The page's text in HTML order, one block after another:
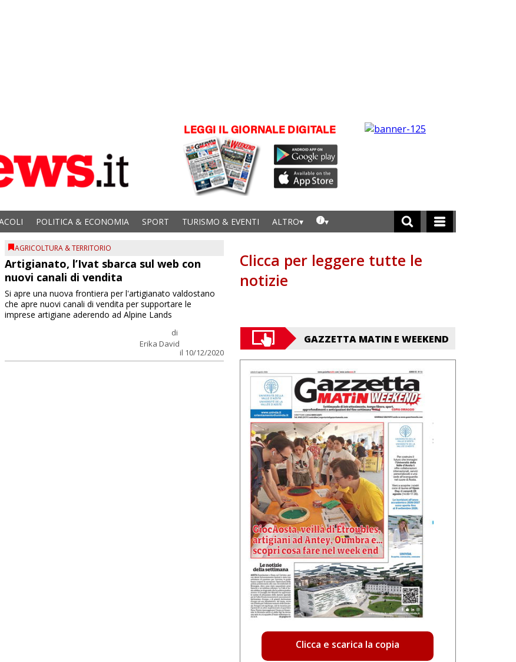
POLITICA & ECONOMIA SPORT TURISMO & EVENTI ALTRO
AGRICOLTURA & TERRITORIO
Artigianato, l’Ivat sbarca sul web con
nuovi canali di vendita
di
Erika David
il 10/12/2020
Si apre una nuova frontiera per l'artigianato valdostano
che apre nuovi canali di vendita per supportare le
imprese artigiane aderendo ad Alpine Lands
Clicca per leggere tutte le
notizie
GAZZETTA MATIN E WEEKEND
Clicca e scarica la copia